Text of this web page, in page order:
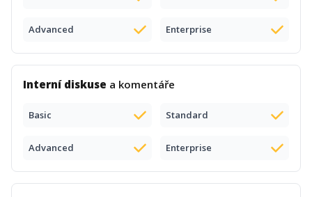
Advanced Enterprise
Interní diskuse a komentáře
Basic Standard
Advanced Enterprise